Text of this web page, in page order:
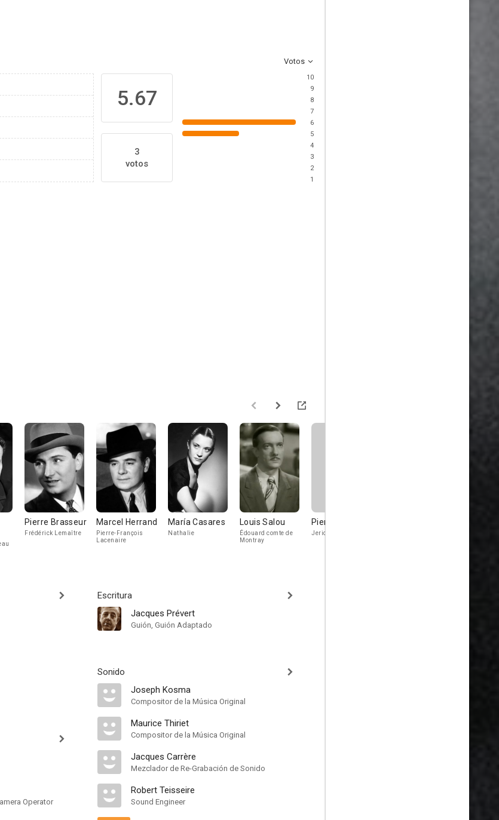
Votos
5.67
3
votos
10
9
8
7
6
5
4
3
2
1
Pierre Brasseur
Frédérick Lemaître
Marcel Herrand
Pierre-François
Lacenaire
María Casares
Nathalie
Louis Salou
Édouard comte de
Montray
Pierre Renoir
Jericho
Operator
Escritura
Jacques Prévert
Guión, Guión Adaptado
Sonido
Joseph Kosma
Compositor de la Música Original
Maurice Thiriet
Compositor de la Música Original
Jacques Carrère
Mezclador de Re-Grabación de Sonido
Robert Teisseire
Sound Engineer